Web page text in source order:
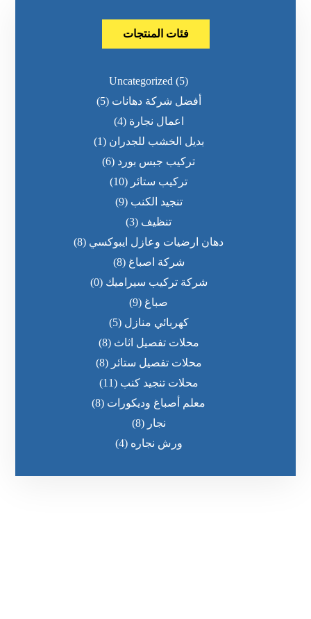
فئات المنتجات
Uncategorized (5)
أفضل شركة دهانات (5)
اعمال نجارة (4)
بديل الخشب للجدران (1)
تركيب جبس بورد (6)
تركيب ستائر (10)
تنجيد الكنب (9)
تنظيف (3)
دهان ارضيات وعازل ايبوكسي (8)
شركة اصباغ (8)
شركة تركيب سيراميك (0)
صباغ (9)
كهربائي منازل (5)
محلات تفصيل اثاث (8)
محلات تفصيل ستائر (8)
محلات تنجيد كنب (11)
معلم أصباغ وديكورات (8)
نجار (8)
ورش نجاره (4)